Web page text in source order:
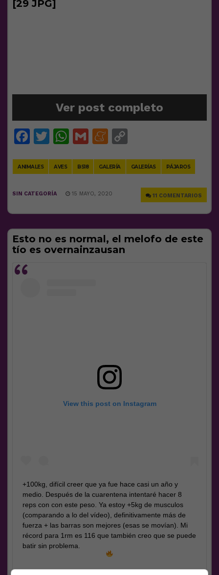
[29 JPG]
Ver post completo
Facebook
Twitter
WhatsApp
GmailMeneame
ANIMALES AVES BS18 GALERÍA GALERÍAS PÁJAROS
11 COMENTARIOS
SIN CATEGORÍA 15 MAYO, 2020
Esto no es normal, el melofo de este
tío es overnainzausan
View this post on Instagram
+100kg, difícil creer que ya fue hace casi un año y
medio. Después de la cuarentena intentaré hacer 8
reps con con este peso. Ya estoy +5kg de musculos
(comparando a lo del vídeo), definitivamente más de
fuerza + las barras son mejores (esas se movían). Mi
récord para 1rm es 116 que también creo que se puede
batir sin problema.